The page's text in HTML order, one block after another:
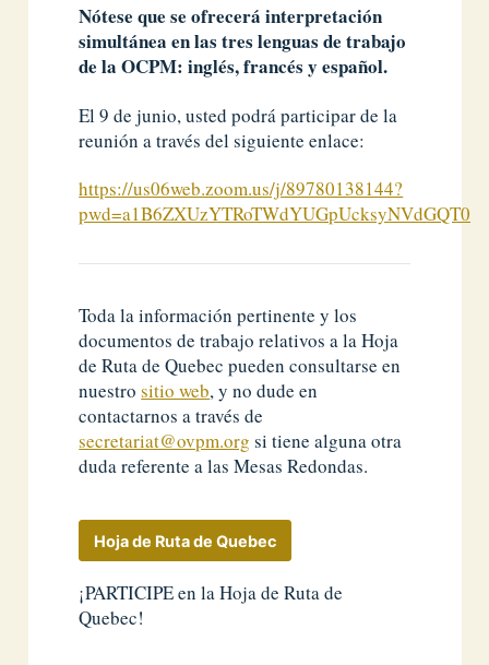
Nótese que se ofrecerá interpretación
simultánea en las tres lenguas de trabajo
de la OCPM: inglés, francés y español.
El 9 de junio, usted podrá participar de la
reunión a través del siguiente enlace:
https://us06web.zoom.us/j/89780138144?
pwd=a1B6ZXUzYTRoTWdYUGpUcksyNVdGQT09
Toda la información pertinente y los
documentos de trabajo relativos a la Hoja
de Ruta de Quebec pueden consultarse en
nuestrositio web, y no dude en
contactarnos a través de
secretariat@ovpm.org si tiene alguna otra
duda referente a las Mesas Redondas.
Hoja de Ruta de Quebec
¡PARTICIPE en la Hoja de Ruta de
Quebec!